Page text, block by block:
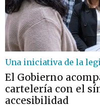
Una iniciativa de la
El Gobierno
cartelería con el
accesibilidad